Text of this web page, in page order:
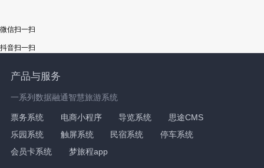
微信扫一扫
抖音扫一扫
产品与服务
一系列数据融通智慧旅游系统
票务系统 电商小程序 导览系统
思途CMS
乐园系统
触屏系统 民宿系统
停车系统
会员卡系统
梦旅程app